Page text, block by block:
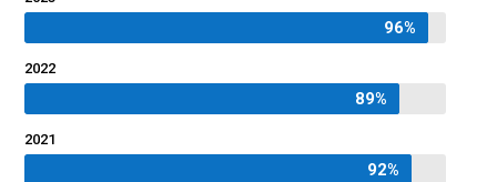
96%
96%
2022
89%
89%
2021
92%
92%